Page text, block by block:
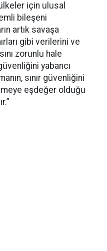
için ulusal
bileşeni
artık savaşa
gibi verilerini ve
zorunlu hale
yabancı
sınır güvenliğini
eşdeğer olduğu